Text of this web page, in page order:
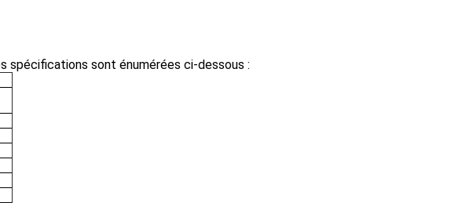
spécifications sont énumérées ci-dessous :